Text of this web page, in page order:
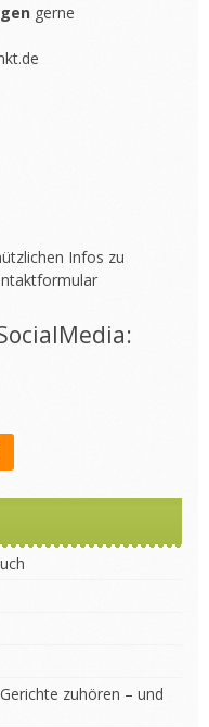
gerne
Infos zu
zuhören – und